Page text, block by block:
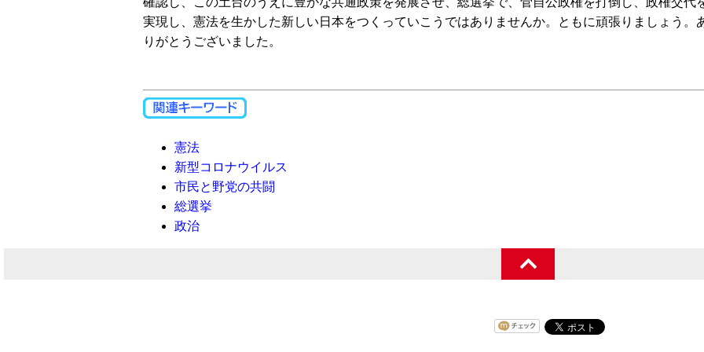
実現し、憲法を生かした新しい日本をつくっていこうではありませんか。ともに頑張りましょう。
りがとうございました。
憲法
新型コロナウイルス
市民と野党の共闘
総選挙
政治